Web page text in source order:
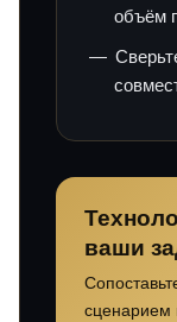
объём
ваши
сценарием